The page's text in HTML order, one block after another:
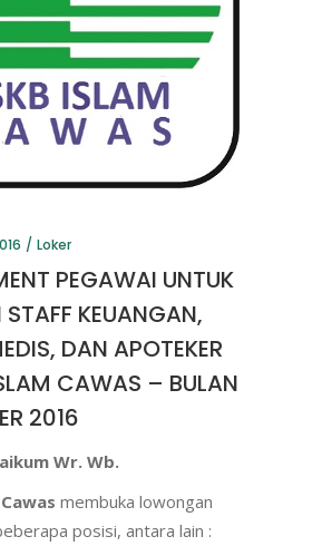
Loker
PEGAWAI UNTUK
KEUANGAN,
DAN APOTEKER
CAWAS – BULAN
2016
Wr. Wb.
membuka lowongan
posisi, antara lain :